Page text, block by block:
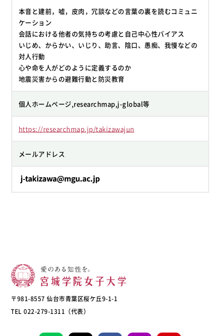
本音と建前，嘘，皮肉，冗談などの言葉の裏を読むコミュニ
ケーション
会話における他者の気持ちの考慮と自己中心性バイアス
いじめ、からかい、いじり、助言、陰口、愚痴、我慢などの
対人行動
心や命を人がどのように定義するのか
地震災害からの避難行動と防災教育
個人ホームページ,researchmap,j-global等
https://researchmap.jp/takizawajun
メールアドレス
〒981-8557 仙台市青葉区桜ケ丘9-1-1
TEL 022-279-1311（代表）